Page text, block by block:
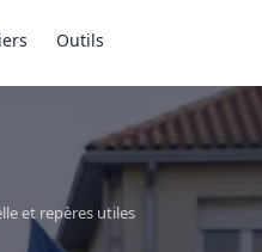
Outils
et repères utiles